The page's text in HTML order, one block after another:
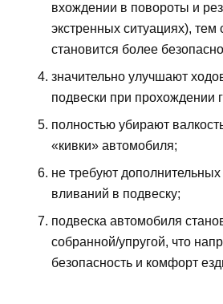
вхождении в повороты и
экстренных ситуациях),
становится более
значительно улучшают
подвески при прохождении
полностью убирают
«кивки» автомобиля;
не требуют
вливаний в подвеску;
подвеска автомобиля
собранной/упругой, что
безопасность и комфорт